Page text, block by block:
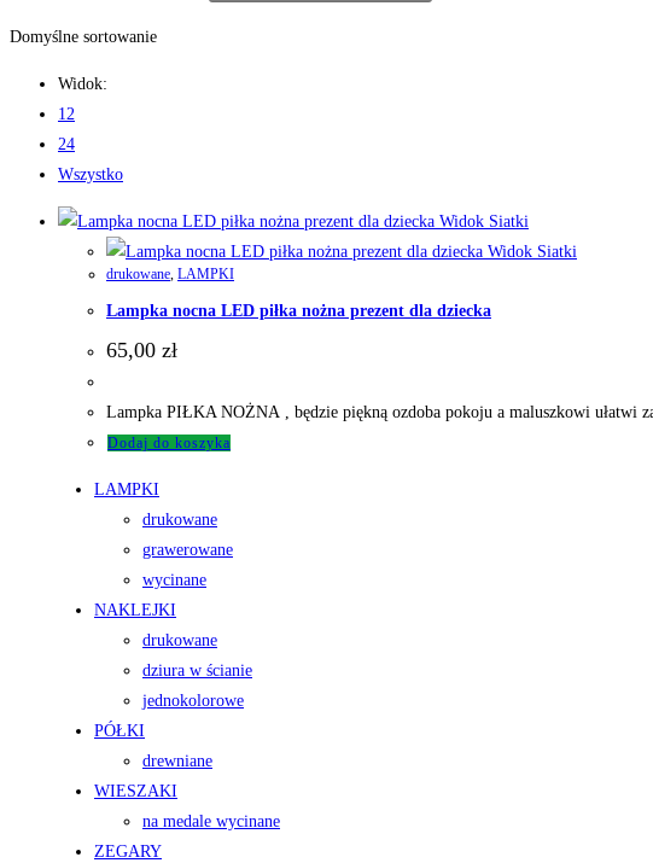
Domyślne sortowanie
Widok:
12
24
Wszystko
Widok Siatki
Widok Siatki
drukowane, LAMPKI
Lampka nocna LED piłka nożna prezent dla dziecka
65,00 zł
Lampka PIŁKA NOŻNA , będzie piękną ozdoba pokoju a maluszkowi ułatwi
Dodaj do koszyka
LAMPKI
drukowane
grawerowane
wycinane
NAKLEJKI
drukowane
dziura w ścianie
jednokolorowe
PÓŁKI
drewniane
WIESZAKI
na medale wycinane
ZEGARY